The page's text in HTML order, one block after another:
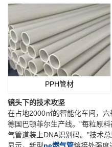
PPH管材
镜头下的技术攻坚
在占地2000㎡的智能化车间，
德国巴顿菲尔生产线。"每粒原
气管道装上DNA识别码。"技术
显示，新型‌pe燃气管熔接处强度